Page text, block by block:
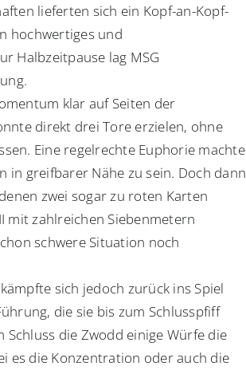
lieferten sich ein Kopf-an-Kopf-
hochwertiges und
Halbzeitpause lag MSG
klar auf Seiten der
direkt drei Tore erzielen, ohne
Eine regelrechte Euphorie machte
in greifbarer Nähe zu sein. Doch dann
zwei sogar zu roten Karten
mit zahlreichen Siebenmetern
schwere Situation noch
sich jedoch zurück ins Spiel
die sie bis zum Schlusspfiff
die Zwodd einige Würfe die
es die Konzentration oder auch die